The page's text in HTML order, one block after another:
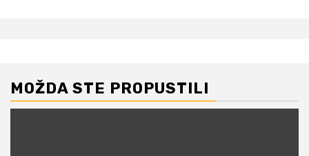
MOŽDA STE PROPUSTILI